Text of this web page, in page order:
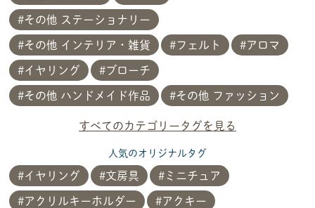
その他 ステーショナリー
その他 インテリア・雑貨 フェルト アロマ
イヤリング ブローチ
その他 ハンドメイド作品 その他 ファッション
すべてのカテゴリータグを見る
人気のオリジナルタグ
イヤリング 文房具 ミニチュア
アクリルキーホルダー アクキー